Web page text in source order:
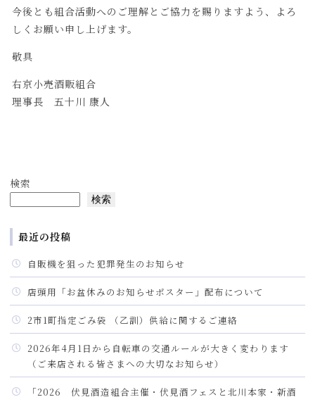
今後とも組合活動へのご理解とご協力を賜りますよう、よろ
しくお願い申し上げます。
敬具
右京小売酒販組合
理事長 五十川 康人
検索
検索
最近の投稿
自販機を狙った犯罪発生のお知らせ
店頭用「お盆休みのお知らせポスター」配布について
2市1町指定ごみ袋 （乙訓）供給に関するご連絡
2026年4月1日から自転車の交通ルールが大きく変わります
（ご来店される皆さまへの大切なお知らせ）
「2026 伏見酒造組合主催・伏見酒フェスと北川本家・新酒